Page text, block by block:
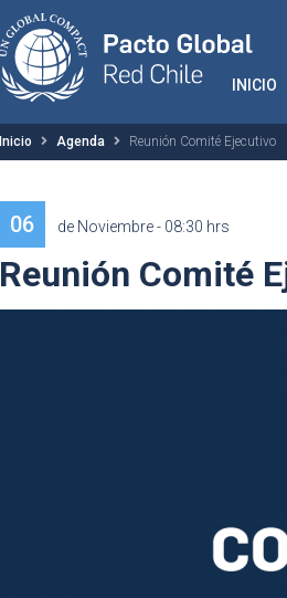
INICIO
Inicio Agenda Reunión Comité Ejecutivo
06 de Noviembre - 08:30 hrs
Reunión Comité